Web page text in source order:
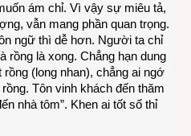
ám chỉ. Vì vậy sự miêu tả,
vẫn mang phần quan trọng.
ngữ thì dễ hơn. Người ta chỉ
rồng là xong. Chẳng hạn dung
(long nhan), chẳng ai ngớ
Tôn vinh khách đến thăm
nhà tôm”. Khen ai tốt số thỉ